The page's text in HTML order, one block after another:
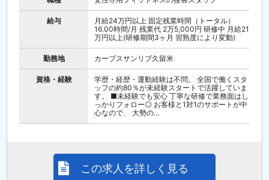
給与
月給24万円以上 固定残業時間（トータル）
16.00時間/月 残業代 2万5,000円 研修中 月給21
万円以上(研修期間3ヶ月 習熟度により変動)
勤務地 カーブスサンリブ久留米
資格・経験
学歴・経歴・運動経験は不問。 全国で働くスタ
ッフの約80％が未経験スタートで活躍していま
す。 ■未経験でも安心 丁寧な研修で業務面はし
っかりフォロー◎ お客様と1対1のサポートが中
心なので、 大勢の...
この求人を詳しく見る